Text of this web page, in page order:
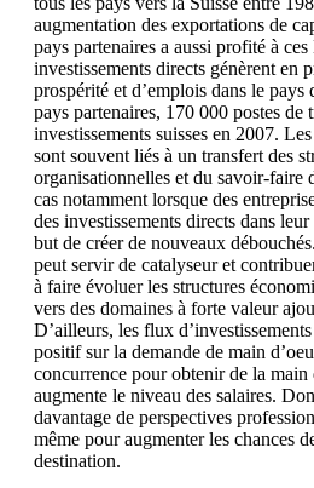
augmentation des exportations de
pays partenaires a aussi profité à
investissements directs génèrent en
prospérité et d’emplois dans le pays
pays partenaires, 170 000 postes de
investissements suisses en 2007.
sont souvent liés à un transfert des
organisationnelles et du savoir-faire
cas notamment lorsque des
des investissements directs dans
but de créer de nouveaux
peut servir de catalyseur et
à faire évoluer les structures
vers des domaines à forte valeur
D’ailleurs, les flux
positif sur la demande de main
concurrence pour obtenir de la main
augmente le niveau des salaires.
davantage de perspectives
même pour augmenter les chances
destination.